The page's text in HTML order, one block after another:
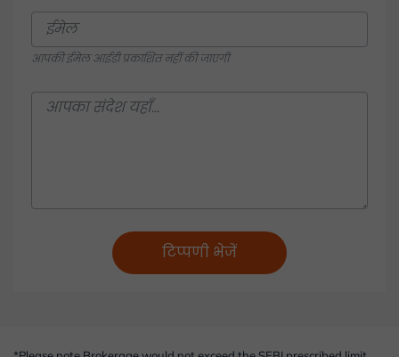
आपकी ईमेल आईडी प्रकाशित नहीं की जाएगी
टिप्पणी भेजें